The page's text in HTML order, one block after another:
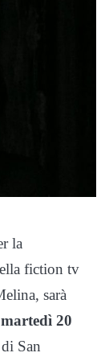
la
fiction tv
sarà
martedì 20
San